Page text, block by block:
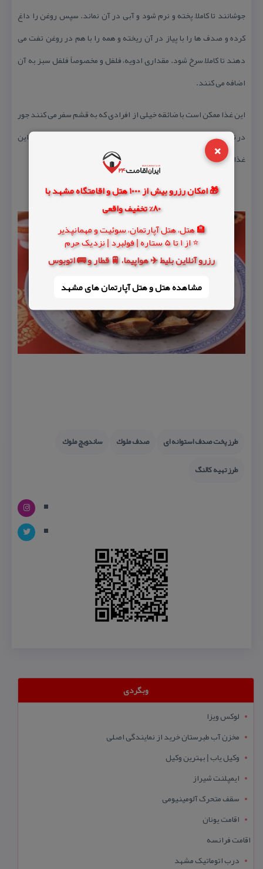
×
🎁 امکان رزرو بیش از 1000 هتل و اقامتگاه مشهد با
80% تخفیف واقعی
🏨 هتل، هتل آپارتمان، سوئیت و مهمانپذیر
⭐ از 1 تا 5 ستاره | فولبرد | نزدیک حرم
رزرو آنلاین بلیط ✈️ هواپیما، 🚆 قطار و 🚌 اتوبوس
مشاهده هتل و هتل‌ آپارتمان های مشهد
جوشانند تا كاملاً پخته و نرم شود و آبی در آن نماند. سپس روغن را داغ
كرده و صدف‌ ها را با پیاز در آن ریخته و همه را با هم در روغن تفت می‌
دهند تا كاملاً سرخ شود. مقداری ادویه، فلفل و مخصوصاً فلفل سبز به آن
اضافه می‌ كنند.
این غذا ممكن است با ضائقه خیلی از افرادی كه به قشم سفر می كنند جور
در نیاید اما پیشنهاد ما به شما این است كه در سفرتان به قشم حتما از این
غذا امتحان كنید بی شك از طرفداران این غذا خواهید شد.
طرز پخت صدف استوانه ای صدف ملوك
ساندویچ ملوك
طرز تهیه كالنگ
وبگردی
لوکس ویزا
مخزن آب طبرستان خرید از نمایندگی اصلی
وکیل یاب | بهترین وکیل
ایمپلنت شیراز
سقف متحرک آلومینیومی
اقامت یونان
اقامت فرانسه
درب اتوماتیک مشهد